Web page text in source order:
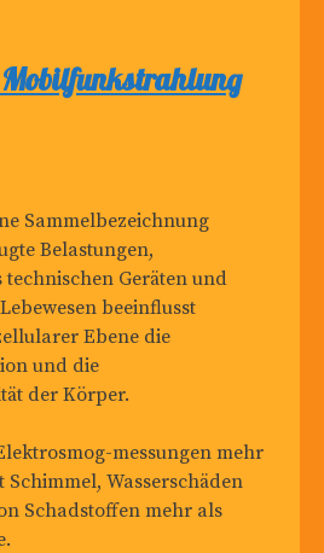
Mobilfunkstrahlung
Sammelbezeichnung
Belastungen,
Geräten und
beeinflusst
Ebene die
und die
der Körper.
messungen mehr
Wasserschäden
Schadstoffen mehr als